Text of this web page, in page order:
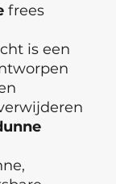
frees
is een